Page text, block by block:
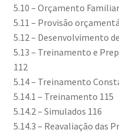
5.10 – Orçamento
5.11 – Provisão
5.12 – Desenvolvimento
5.13 – Treinamento e
112
5.14 – Treinamento
5.14.1 – Treinamento 115
5.14.2 – Simulados 116
5.14.3 – Reavaliação das